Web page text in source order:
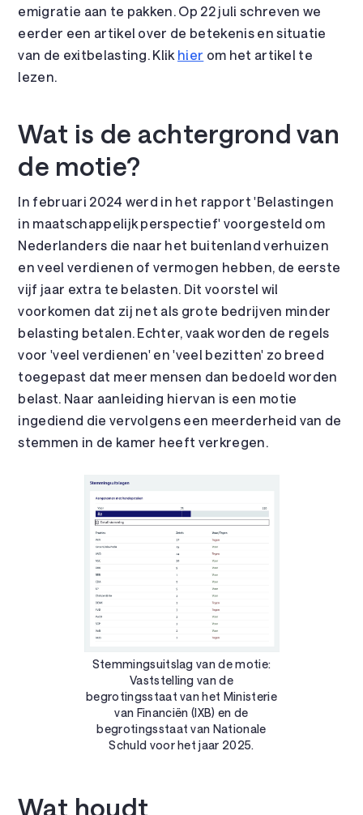
emigratie aan te pakken. Op 22 juli schreven we
eerder een artikel over de betekenis en situatie
van de exitbelasting. Klik hier om het artikel te
lezen.
Wat is de achtergrond van
de motie?
In februari 2024 werd in het rapport 'Belastingen
in maatschappelijk perspectief' voorgesteld om
Nederlanders die naar het buitenland verhuizen
en veel verdienen of vermogen hebben, de eerste
vijf jaar extra te belasten. Dit voorstel wil
voorkomen dat zij net als grote bedrijven minder
belasting betalen. Echter, vaak worden de regels
voor 'veel verdienen' en 'veel bezitten' zo breed
toegepast dat meer mensen dan bedoeld worden
belast. Naar aanleiding hiervan is een motie
ingediend die vervolgens een meerderheid van de
stemmen in de kamer heeft verkregen.
Stemmingsuitslag van de motie:
Vaststelling van de
begrotingsstaat van het Ministerie
van Financiën (IXB) en de
begrotingsstaat van Nationale
Schuld voor het jaar 2025.
Wat houdt